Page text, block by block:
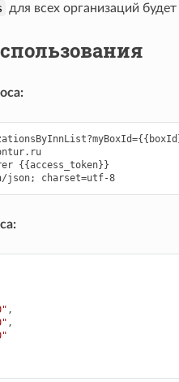
для всех организаций
{{access_token}}
Accept: application/json; charset=utf-8
,
,